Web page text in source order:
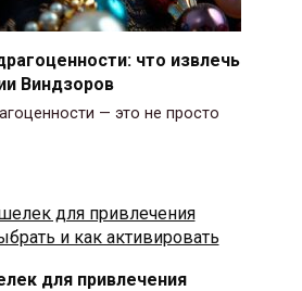
что извлечь
Виндзоров
— это не просто
для привлечения